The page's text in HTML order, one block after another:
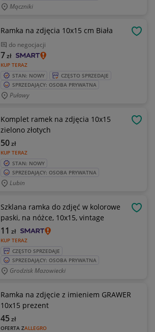
Mączniki
Ramka na zdjęcia 10x15 cm Biała
do negocjacji
KUP TERAZ
7zł
STAN: NOWY
CZĘSTO SPRZEDAJE
SPRZEDAJĄCY: OSOBA PRYWATNA
Puławy
Komplet ramek na zdjęcia 10x15
zielono złotych
KUP TERAZ
50zł
STAN: NOWY
SPRZEDAJĄCY: OSOBA PRYWATNA
Lubin
Szklana ramka do zdjęć w kolorowe
paski, na nóżce, 10x15, vintage
KUP TERAZ
11 zł
CZĘSTO SPRZEDAJE
SPRZEDAJĄCY: OSOBA PRYWATNA
Grodzisk Mazowiecki
Ramka na zdjęcie z imieniem GRAWER
10x15 prezent
OFERTA ZALLEGRO
45zł